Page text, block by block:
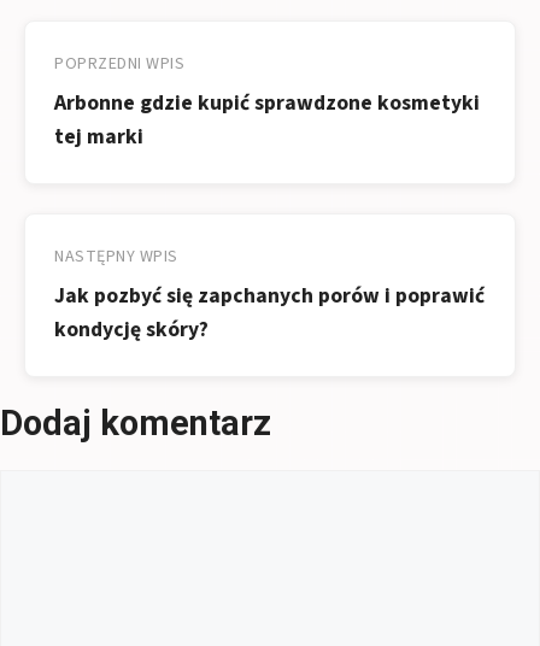
wpisu
POPRZEDNI WPIS
Arbonne gdzie kupić sprawdzone kosmetyki
tej marki
NASTĘPNY WPIS
Jak pozbyć się zapchanych porów i poprawić
kondycję skóry?
Dodaj komentarz